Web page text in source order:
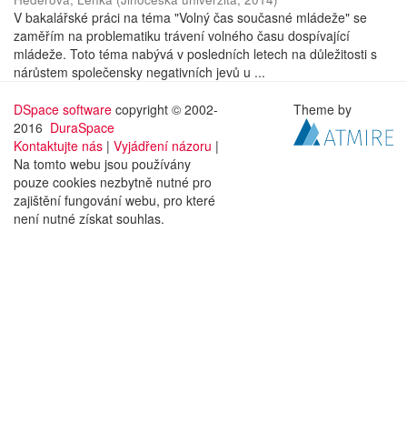
V bakalářské práci na téma "Volný čas současné mládeže" se
zaměřím na problematiku trávení volného času dospívající
mládeže. Toto téma nabývá v posledních letech na důležitosti s
nárůstem společensky negativních jevů u ...
DSpace software copyright © 2002-
2016 DuraSpace
Kontaktujte nás | Vyjádření názoru |
Na tomto webu jsou používány
pouze cookies nezbytně nutné pro
zajištění fungování webu, pro které
není nutné získat souhlas.
Theme by